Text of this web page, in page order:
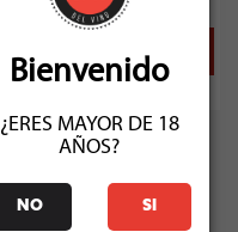
Bienvenido
¿ERES MAYOR DE 18
AÑOS?
NO SI